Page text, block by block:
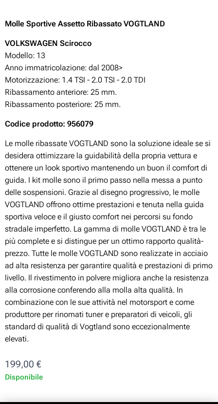
Molle Sportive Assetto Ribassato VOGTLAND
VOLKSWAGEN Scirocco
Modello: 13
Anno immatricolazione: dal 2008>
Motorizzazione: 1.4 TSI - 2.0 TSI - 2.0 TDI
Ribassamento anteriore: 25 mm.
Ribassamento posteriore: 25 mm.
Codice prodotto: 956079
Le molle ribassate VOGTLAND sono la soluzione ideale se si
desidera ottimizzare la guidabilità della propria vettura e
ottenere un look sportivo mantenendo un buon il comfort di
guida. I kit molle sono il primo passo nella messa a punto
delle sospensioni. Grazie al disegno progressivo, le molle
VOGTLAND offrono ottime prestazioni e tenuta nella guida
sportiva veloce e il giusto comfort nei percorsi su fondo
stradale imperfetto. La gamma di molle VOGTLAND è tra le
più complete e si distingue per un ottimo rapporto qualità-
prezzo. Tutte le molle VOGTLAND sono realizzate in acciaio
ad alta resistenza per garantire qualità e prestazioni di primo
livello. Il rivestimento in polvere migliora anche la resistenza
alla corrosione conferendo alla molla alta qualità. In
combinazione con le sue attività nel motorsport e come
produttore per rinomati tuner e preparatori di veicoli, gli
standard di qualità di Vogtland sono eccezionalmente
elevati.
199,00 €
Disponibile